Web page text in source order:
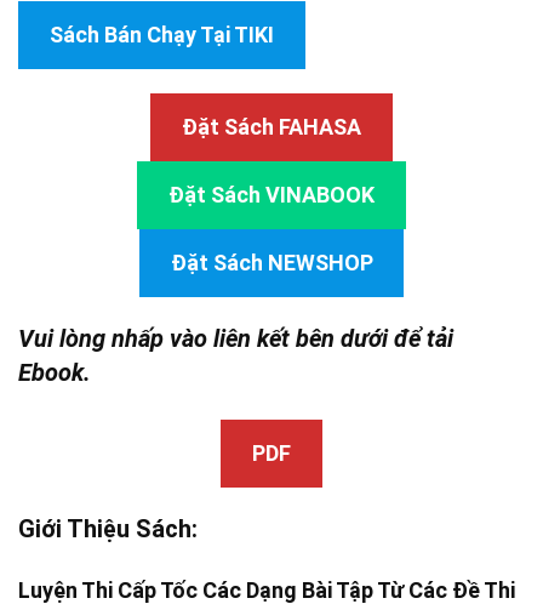
Sách Bán Chạy Tại TIKI
Đặt Sách FAHASA
Đặt Sách VINABOOK
Đặt Sách NEWSHOP
Vui lòng nhấp vào liên kết bên dưới để tải
Ebook.
PDF
Giới Thiệu Sách:
Luyện Thi Cấp Tốc Các Dạng Bài Tập Từ Các Đề Thi